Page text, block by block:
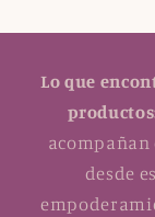
Lo que
desde